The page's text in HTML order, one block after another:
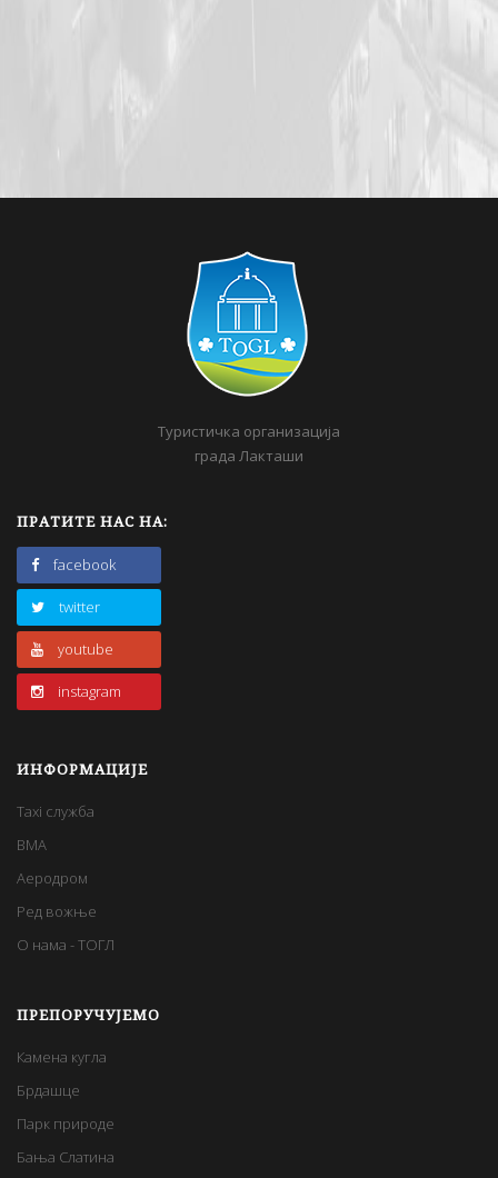
Туристичка организација
града Лакташи
ПРАТИТЕ НАС НА:
facebook
twitter
youtube
instagram
ИНФОРМАЦИЈЕ
Taxi служба
BMA
Аеродром
Ред вожње
О нама - ТОГЛ
ПРЕПОРУЧУЈЕМО
Камена кугла
Брдашце
Парк природе
Бања Слатина